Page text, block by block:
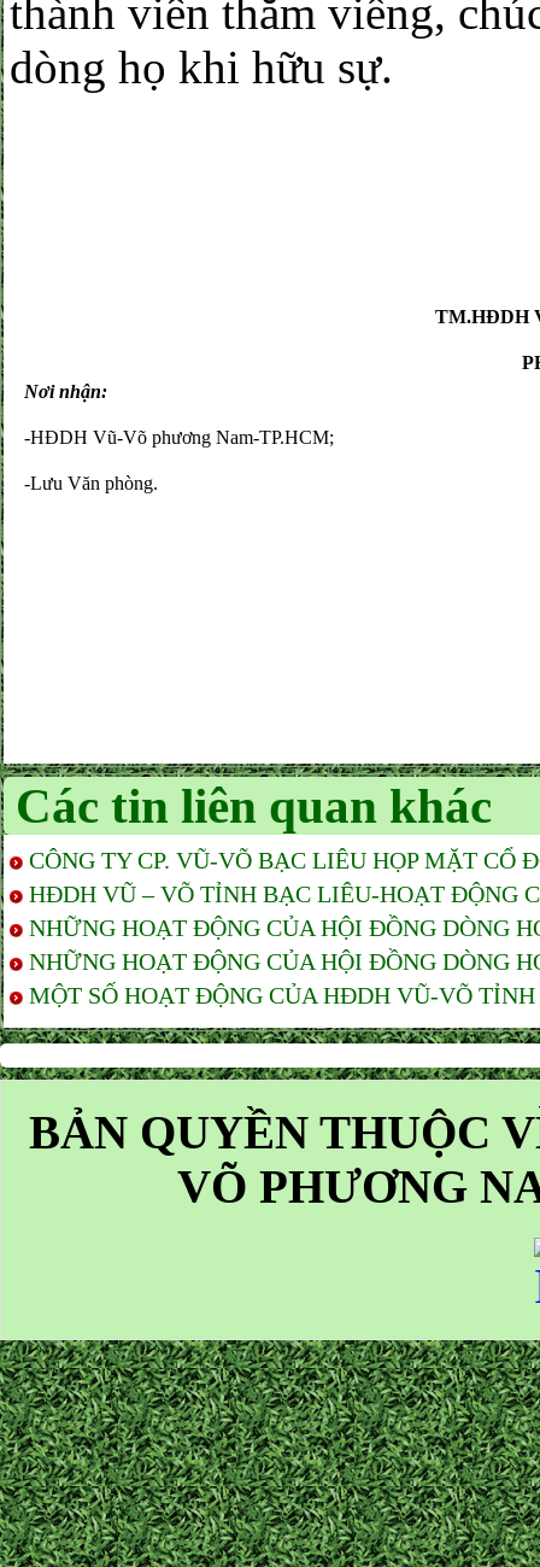
thành viên thăm viếng,
dòng họ khi hữu sự.
Nơi nhận:
-HĐDH Vũ-Võ phương Nam-TP.HCM;
-Lưu Văn phòng.
TM.HĐDH
Các tin liên quan khác
CÔNG TY CP. VŨ-VÕ BẠC LIÊU HỌP MẶT
HĐDH VŨ – VÕ TỈNH BẠC LIÊU-HOẠT ĐỘNG
NHỮNG HOẠT ĐỘNG CỦA HỘI ĐỒNG DÒNG
NHỮNG HOẠT ĐỘNG CỦA HỘI ĐỒNG DÒNG
MỘT SỐ HOẠT ĐỘNG CỦA HĐDH VŨ-VÕ
BẢN QUYỀN THUỘC
VÕ PHƯƠNG